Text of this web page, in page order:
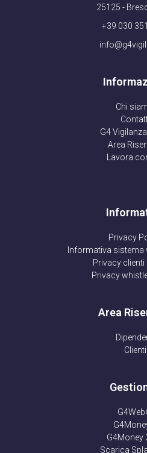
25125 -
+39 030
Chi
G4
Area
Lavora
Privacy
Informativa sistema
Privacy
Privacy
Area
Clienti
G4Money
Scarica